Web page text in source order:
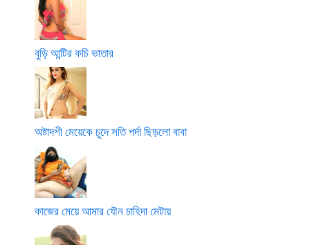
বুড়ি আন্টির কচি ভাতার
অষ্টাদশী মেয়েকে চুদে সতি পর্দা ছিড়লো বাবা
কাজের মেয়ে আমার যৌন চাহিদা মেটায়